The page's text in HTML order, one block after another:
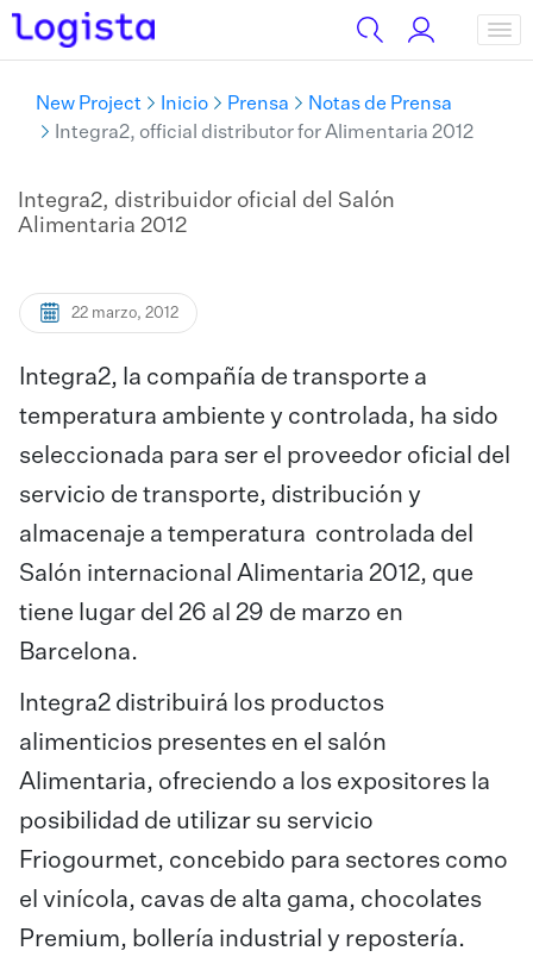
New Project Inicio Prensa
Notas de Prensa
Integra2, official distributor for Alimentaria 2012
Integra2, distribuidor oficial del Salón
Alimentaria 2012
22 marzo, 2012
​Integra2, la compañía de transporte a
temperatura ambiente y controlada, ha sido
seleccionada para ser el proveedor oficial del
servicio de transporte, distribución y
almacenaje a temperatura controlada del
Salón internacional Alimentaria 2012, que
tiene lugar del 26 al 29 de marzo en
Barcelona.
Integra2 distribuirá los productos
alimenticios presentes en el salón
Alimentaria, ofreciendo a los expositores la
posibilidad de utilizar su servicio
Friogourmet, concebido para sectores como
el vinícola, cavas de alta gama, chocolates
Premium, bollería industrial y repostería.